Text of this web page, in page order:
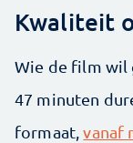
Kwaliteit
Wie de film wil
47 minuten
formaat,vanaf